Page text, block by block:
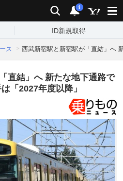
検索 通知
i
ID新規取得
ス 西武新宿駅と新宿駅が「直結」へ
直結」へ 新たな地下通路で
「2027年度以降」